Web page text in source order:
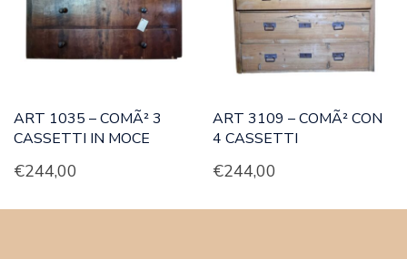
ART 1035 – COMÃ² 3
CASSETTI IN MOCE
€244,00
ART 3109 – COMÃ² CON
4 CASSETTI
€244,00